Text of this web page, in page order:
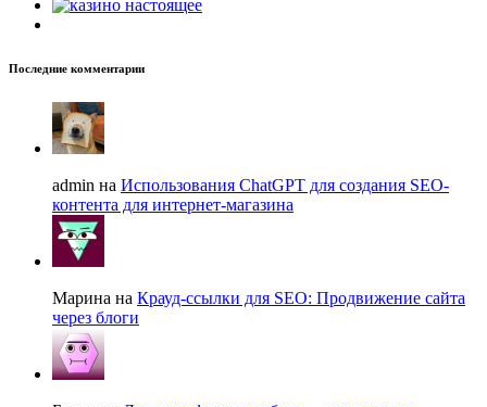
Последние комментарии
admin на Использования ChatGPT для создания SEO-
контента для интернет-магазина
Марина на Крауд-ссылки для SEO: Продвижение сайта
через блоги